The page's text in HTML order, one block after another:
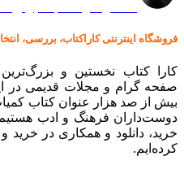
فروشگاه اینترنتی کاراکتاب، بررسی،
کارا کتاب نخستین و
صفحه گرام و مجلات قدیمی در
بیش از صد هزار عنوان کتاب
خرید، دانلود و همکاری در
کرده‌ایم.